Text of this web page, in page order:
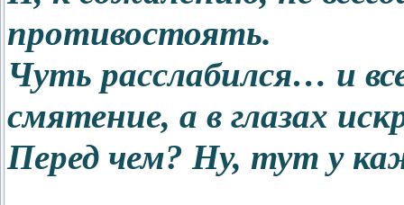
противостоять.
Чуть расслабился… и
смятение, а в глазах
Перед чем? Ну, тут у